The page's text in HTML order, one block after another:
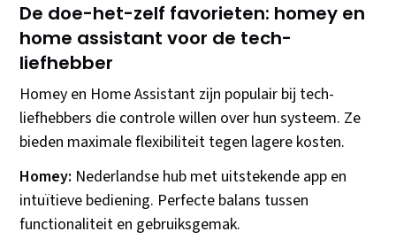
De doe-het-zelf favorieten: homey en
home assistant voor de tech-
liefhebber
Homey en Home Assistant zijn populair bij tech-
liefhebbers die controle willen over hun systeem. Ze
bieden maximale flexibiliteit tegen lagere kosten.
Homey: Nederlandse hub met uitstekende app en
intuïtieve bediening. Perfecte balans tussen
functionaliteit en gebruiksgemak.